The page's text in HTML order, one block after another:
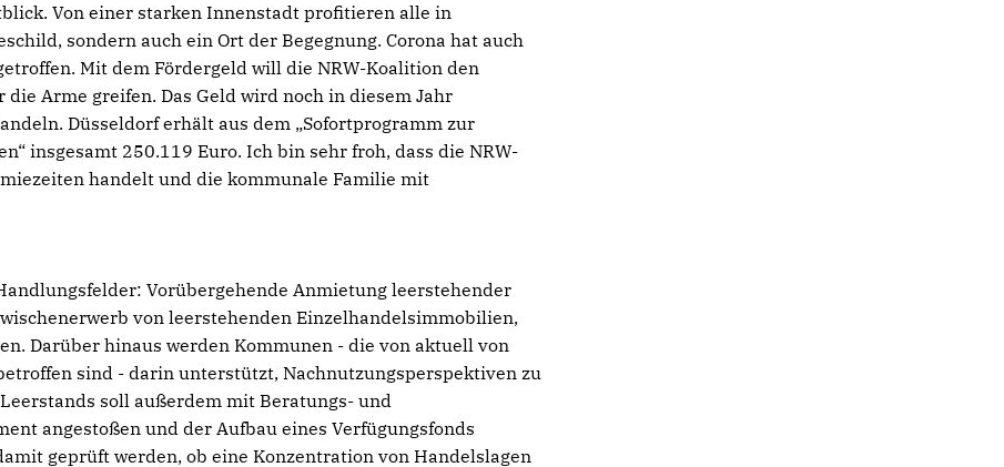
Von einer starken Innenstadt profitieren alle in
sondern auch ein Ort der Begegnung. Corona hat auch
Mit dem Fördergeld will die NRW-Koalition den
Arme greifen. Das Geld wird noch in diesem Jahr
Düsseldorf erhält aus dem „Sofortprogramm zur
insgesamt 250.119 Euro. Ich bin sehr froh, dass die NRW-
handelt und die kommunale Familie mit
Vorübergehende Anmietung leerstehender
von leerstehenden Einzelhandelsimmobilien,
Darüber hinaus werden Kommunen - die von aktuell von
sind - darin unterstützt, Nachnutzungsperspektiven zu
soll außerdem mit Beratungs- und
angestoßen und der Aufbau eines Verfügungsfonds
geprüft werden, ob eine Konzentration von Handelslagen